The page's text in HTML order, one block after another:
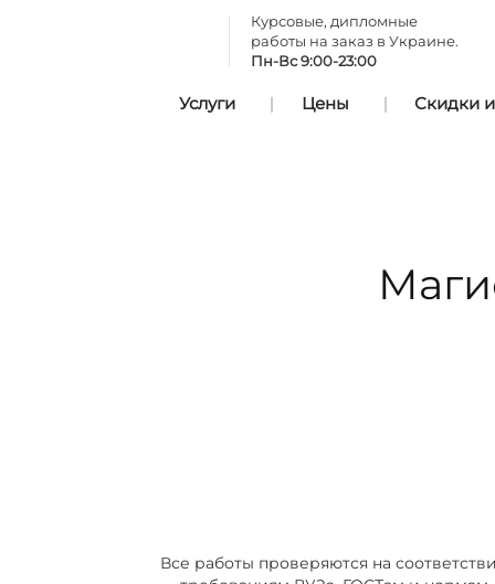
Курсовые, дипломные
работы на заказ в Украине.
Пн-Вс 9:00-23:00
Услуги Цены Скидки
Все работы проверяются на